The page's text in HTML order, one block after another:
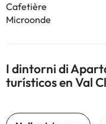
Cafetière
Microonde
I dintorni di
turísticos en Val